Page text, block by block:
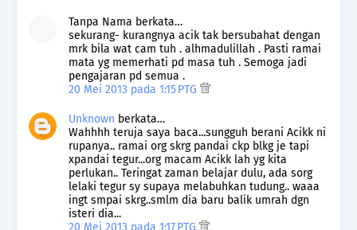
Tanpa Nama berkata…
sekurang- kurangnya acik tak bersubahat dengan
mrk bila wat cam tuh . alhmadulillah . Pasti ramai
mata yg memerhati pd masa tuh . Semoga jadi
pengajaran pd semua .
20 Mei 2013 pada 1:15 PTG
Unknown berkata…
Wahhhh teruja saya baca...sungguh berani Acikk ni
rupanya.. ramai org skrg pandai ckp blkg je tapi
xpandai tegur...org macam Acikk lah yg kita
perlukan.. Teringat zaman belajar dulu, ada sorg
lelaki tegur sy supaya melabuhkan tudung.. waaa
ingt smpai skrg..smlm dia baru balik umrah dgn
isteri dia...
20 Mei 2013 pada 1:17 PTG